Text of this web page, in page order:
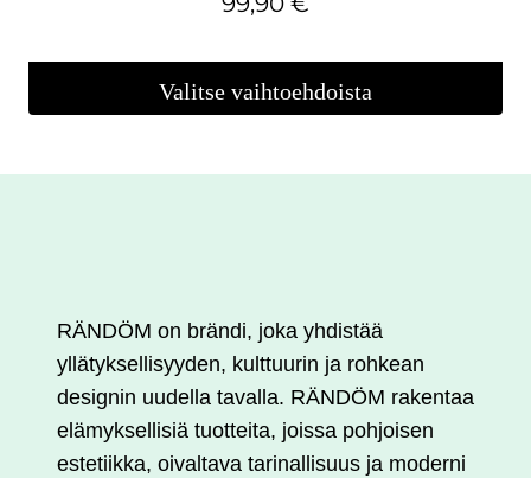
Valitse vaihtoehdoista
tehdä
valinnat
tuotteen
sivulla.
RÄNDÖM on brändi, joka yhdistää
yllätyksellisyyden, kulttuurin ja rohkean
designin uudella tavalla. RÄNDÖM rakentaa
elämyksellisiä tuotteita, joissa pohjoisen
estetiikka, oivaltava tarinallisuus ja moderni